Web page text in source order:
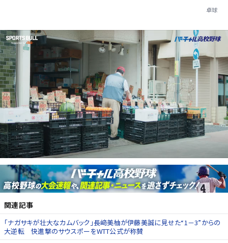
卓球
関連記事
「ナガサキが壮大なカムバック」長﨑美柚が伊藤美誠に見せた“1－3”からの
大逆転 快進撃のサウスポーをWTT公式が称賛